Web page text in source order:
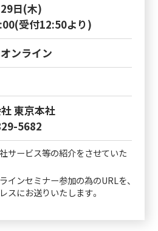
日(木)
受付12:50より)
ンライン
東京本社
5682
サービス等の紹介をさせていた
ンセミナー参加の為のURLを、
スにお送りいたします。